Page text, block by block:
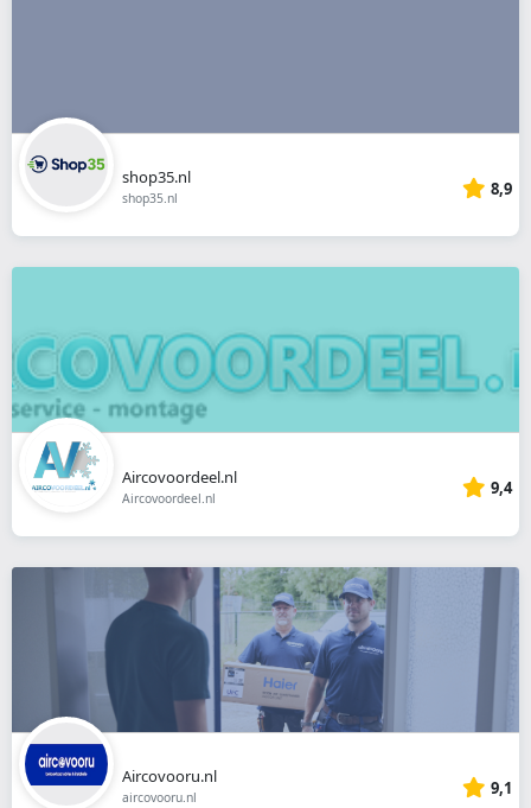
shop35.nl
shop35.nl 8,9
Aircovoordeel.nl
Aircovoordeel.nl 9,4
Aircovooru.nl
aircovooru.nl 9,1